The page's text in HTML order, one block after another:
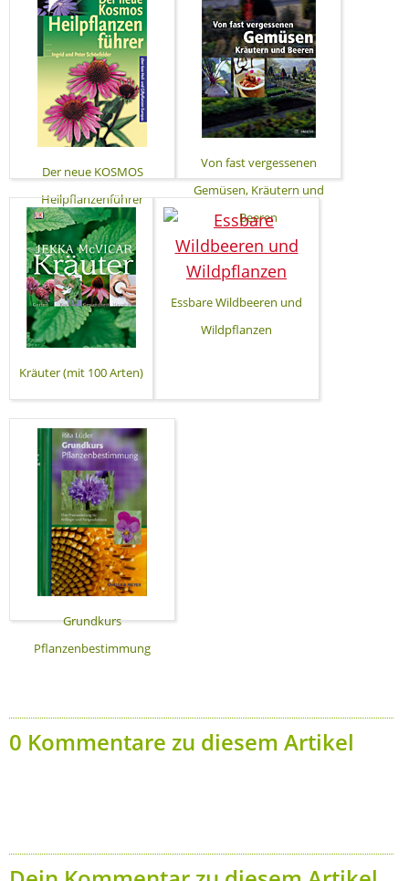
Der neue KOSMOS
Heilpflanzenführer
Von fast vergessenen
Gemüsen, Kräutern und
Beeren
Kräuter (mit 100 Arten)
Essbare Wildbeeren und
Wildpflanzen
Grundkurs
Pflanzenbestimmung
0 Kommentare zu diesem Artikel